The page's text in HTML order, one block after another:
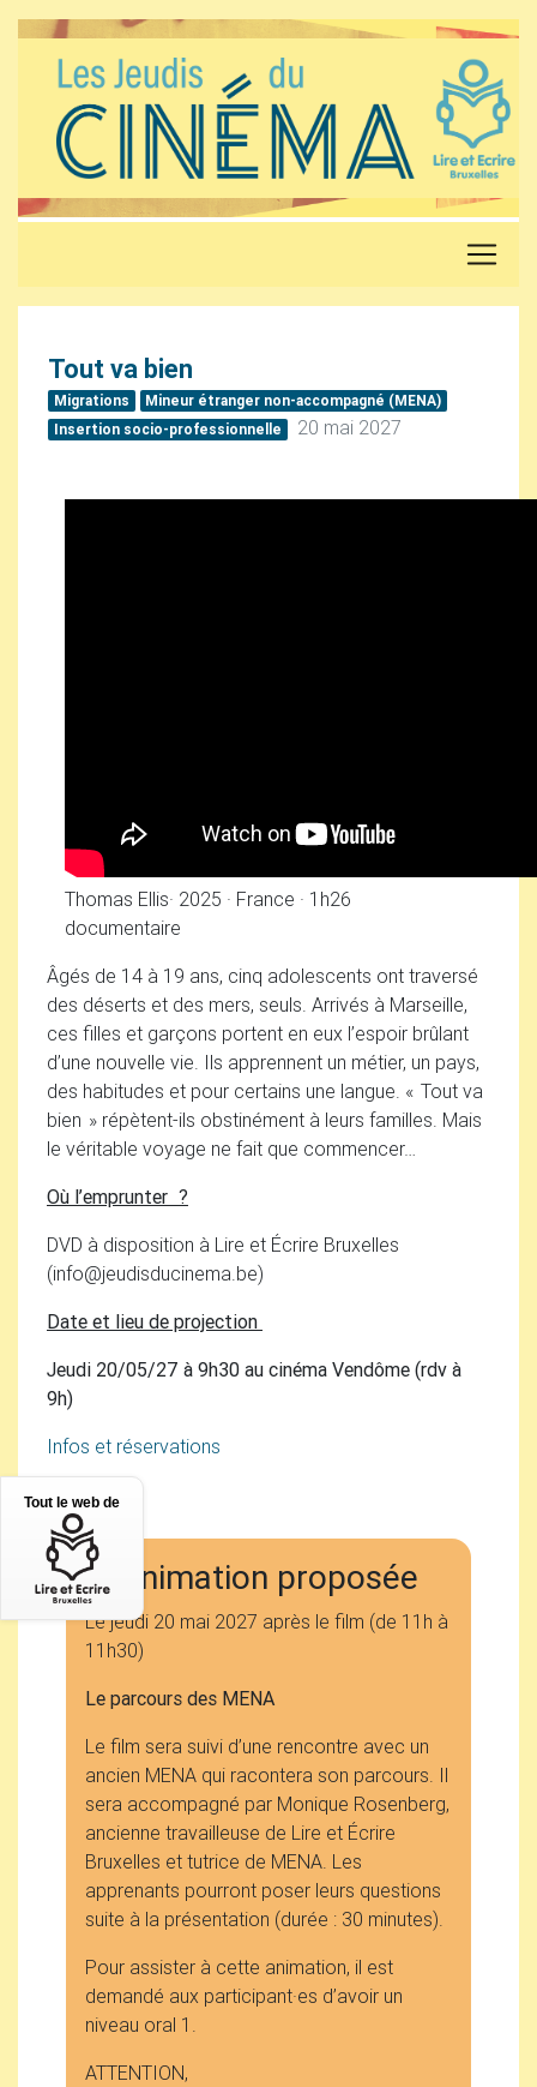
Tout va bien
Migrations Mineur étranger non-accompagné (MENA)
Insertion socio-professionnelle
20 mai 2027
Thomas Ellis· 2025 · France · 1h26
documentaire
Âgés de 14 à 19 ans, cinq adolescents ont traversé
des déserts et des mers, seuls. Arrivés à Marseille,
ces filles et garçons portent en eux l’espoir brûlant
d’une nouvelle vie. Ils apprennent un métier, un pays,
des habitudes et pour certains une langue. « Tout va
bien » répètent-ils obstinément à leurs familles. Mais
le véritable voyage ne fait que commencer…
Où l’emprunter ?
DVD à disposition à Lire et Écrire Bruxelles
(info@jeudisducinema.be)
Date et lieu de projection
Jeudi 20/05/27 à 9h30 au cinéma Vendôme (rdv à
9h)
Infos et réservations
Animation proposée
Le jeudi 20 mai 2027 après le film (de 11h à
11h30)
Le parcours des MENA
Le film sera suivi d’une rencontre avec un
ancien MENA qui racontera son parcours. Il
sera accompagné par Monique Rosenberg,
ancienne travailleuse de Lire et Écrire
Bruxelles et tutrice de MENA . Les
apprenants pourront poser leurs questions
suite à la présentation (durée : 30 minutes).
Pour assister à cette animation, il est
demandé aux participant·es d’avoir un
niveau oral 1.
ATTENTION,
Tout le web de